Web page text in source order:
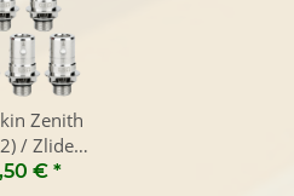
Zenith
/ Zlide
€ *